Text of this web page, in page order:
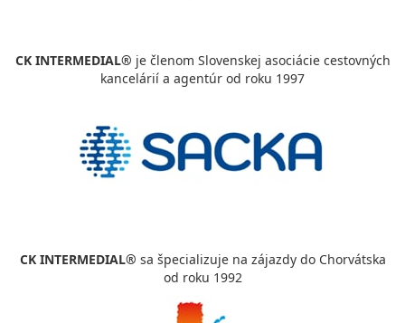
CK INTERMEDIAL® je členom Slovenskej asociácie cestovných
kancelárií a agentúr od roku 1997
CK INTERMEDIAL® sa špecializuje na zájazdy do Chorvátska
od roku 1992